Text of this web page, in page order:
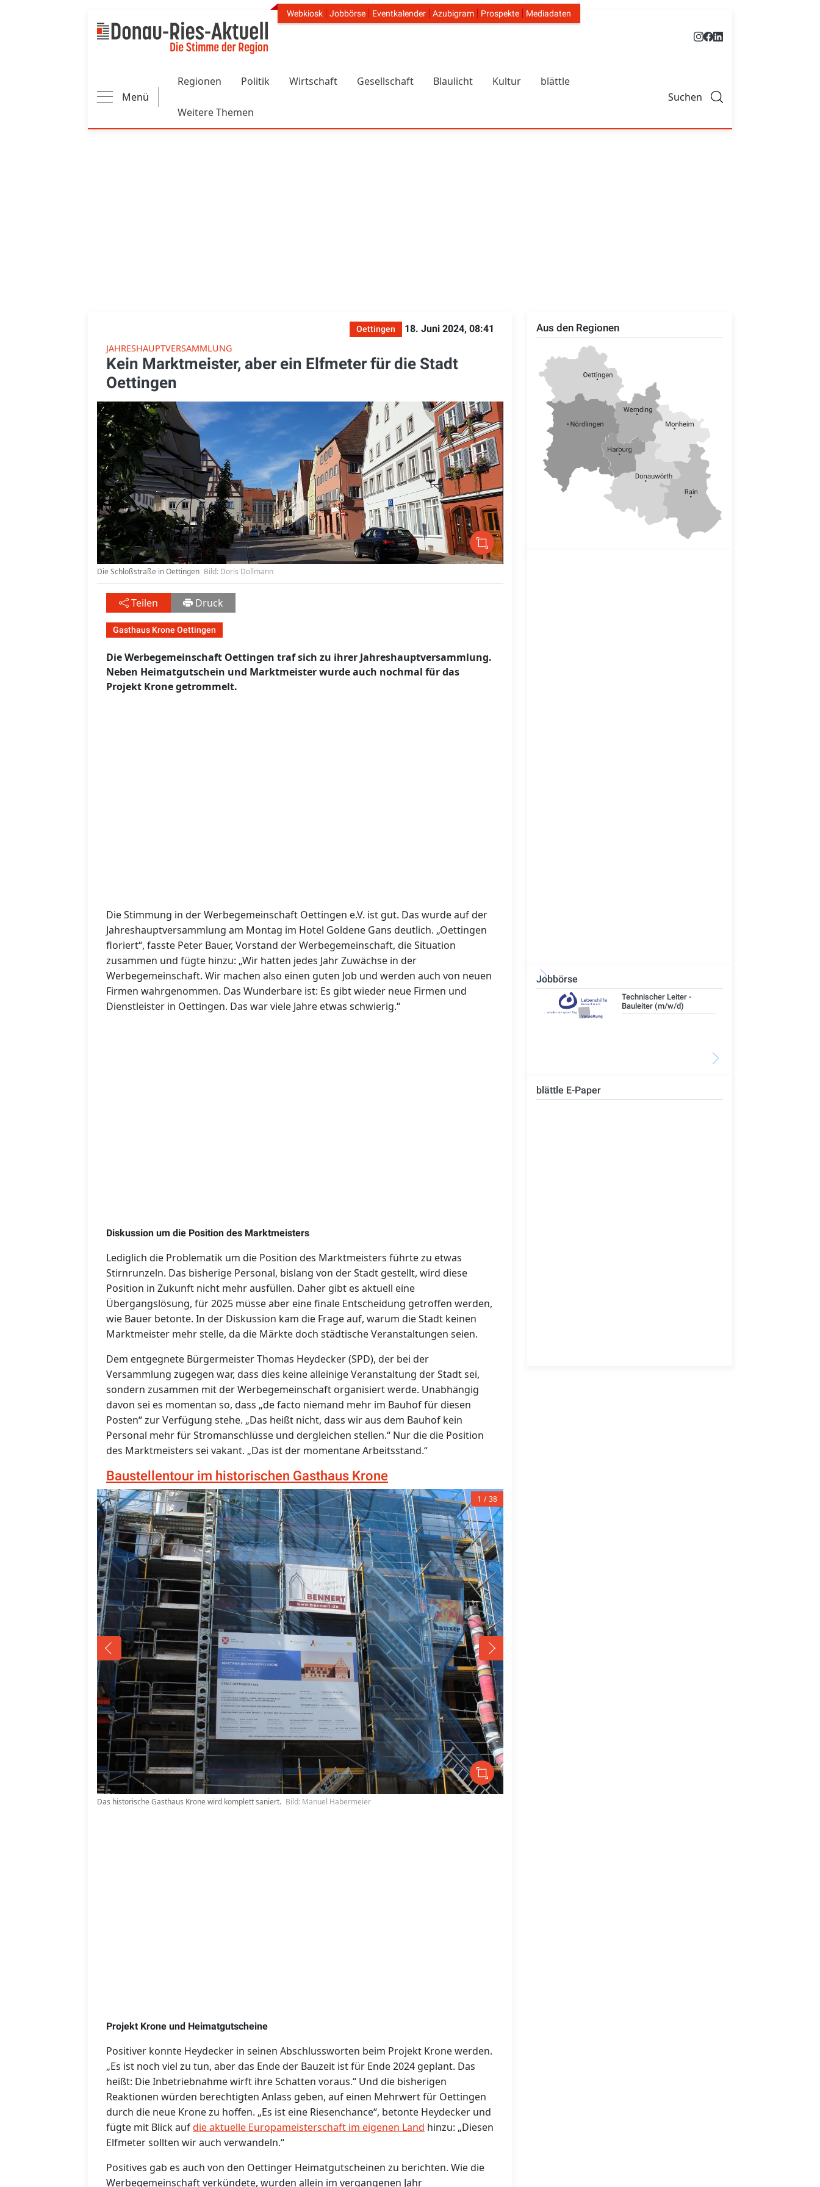
Header Navigation
Webkiosk Jobbörse Eventkalender Azubigram Prospekte Mediadaten
Menü
Regionen Politik Wirtschaft Gesellschaft Blaulicht Kultur blättle
Weitere Themen
Suchen
Oettingen
18. Juni 2024, 08:41
JAHRESHAUPTVERSAMMLUNG
Kein Marktmeister, aber ein Elfmeter für die Stadt
Oettingen
Die Schloßstraße in Oettingen Bild: Doris Dollmann
Teilen Druck
Gasthaus Krone Oettingen
Die Werbegemeinschaft Oettingen traf sich zu ihrer Jahreshauptversammlung.
Neben Heimatgutschein und Marktmeister wurde auch nochmal für das
Projekt Krone getrommelt.
Die Stimmung in der Werbegemeinschaft Oettingen e.V. ist gut. Das wurde auf der
Jahreshauptversammlung am Montag im Hotel Goldene Gans deutlich. „Oettingen
floriert“, fasste Peter Bauer, Vorstand der Werbegemeinschaft, die Situation
zusammen und fügte hinzu: „Wir hatten jedes Jahr Zuwächse in der
Werbegemeinschaft. Wir machen also einen guten Job und werden auch von neuen
Firmen wahrgenommen. Das Wunderbare ist: Es gibt wieder neue Firmen und
Dienstleister in Oettingen. Das war viele Jahre etwas schwierig.“
Diskussion um die Position des Marktmeisters
Lediglich die Problematik um die Position des Marktmeisters führte zu etwas
Stirnrunzeln. Das bisherige Personal, bislang von der Stadt gestellt, wird diese
Position in Zukunft nicht mehr ausfüllen. Daher gibt es aktuell eine
Übergangslösung, für 2025 müsse aber eine finale Entscheidung getroffen werden,
wie Bauer betonte. In der Diskussion kam die Frage auf, warum die Stadt keinen
Marktmeister mehr stelle, da die Märkte doch städtische Veranstaltungen seien.
Dem entgegnete Bürgermeister Thomas Heydecker (SPD), der bei der
Versammlung zugegen war, dass dies keine alleinige Veranstaltung der Stadt sei,
sondern zusammen mit der Werbegemeinschaft organisiert werde. Unabhängig
davon sei es momentan so, dass „de facto niemand mehr im Bauhof für diesen
Posten“ zur Verfügung stehe. „Das heißt nicht, dass wir aus dem Bauhof kein
Personal mehr für Stromanschlüsse und dergleichen stellen.“ Nur die die Position
des Marktmeisters sei vakant. „Das ist der momentane Arbeitsstand.“
Baustellentour im historischen Gasthaus Krone
1 38
Das historische Gasthaus Krone wird komplett saniert. Bild: Manuel Habermeier
Projekt Krone und Heimatgutscheine
Positiver konnte Heydecker in seinen Abschlussworten beim Projekt Krone werden.
„Es ist noch viel zu tun, aber das Ende der Bauzeit ist für Ende 2024 geplant. Das
heißt: Die Inbetriebnahme wirft ihre Schatten voraus.“ Und die bisherigen
Reaktionen würden berechtigten Anlass geben, auf einen Mehrwert für Oettingen
durch die neue Krone zu hoffen. „Es ist eine Riesenchance“, betonte Heydecker und
fügte mit Blick aufdie aktuelle Europameisterschaft im eigenen Land hinzu: „Diesen
Elfmeter sollten wir auch verwandeln.“
Positives gab es auch von den Oettinger Heimatgutscheinen zu berichten. Wie die
Werbegemeinschaft verkündete, wurden allein im vergangenen Jahr
Aus den Regionen
Jobbörse
Bauzeichner/Bautechniker
Technischer Leiter -
Bauleiter (m/w/d)
blättle E-Paper